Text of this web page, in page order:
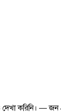
করিনি। — জন